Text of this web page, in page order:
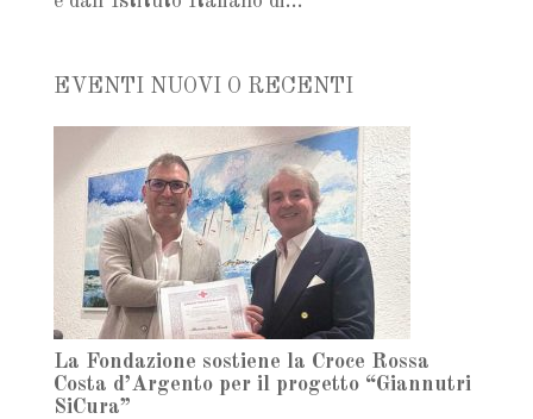
EVENTI NUOVI O RECENTI
La Fondazione sostiene la Croce Rossa
Costa d’Argento per il progetto “Giannutri
SiCura”